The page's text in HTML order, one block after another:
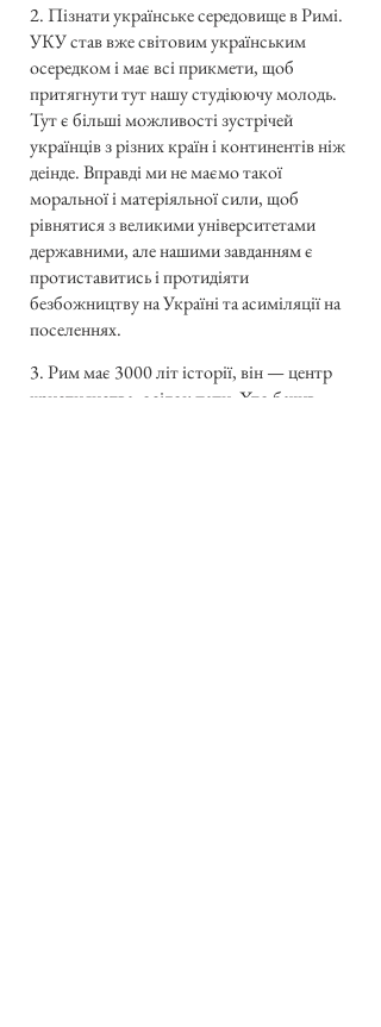
2. Пізнати українське середовище в Римі.
УКУ став вже світовим українським
осередком і має всі прикмети, щоб
притягнути тут нашу студіюючу молодь.
Тут є більші можливості зустрічей
українців з різних країн і континентів ніж
деінде. Вправді ми не маємо такої
моральної і матеріяльної сили, щоб
рівнятися з великими університетами
державними, але нашими завданням є
протиставитись і протидіяти
безбожництву на Україні та асиміляції на
поселеннях.
3. Рим має 3000 літ історії, він — центр
християнства, осідок папи. Хто бачив